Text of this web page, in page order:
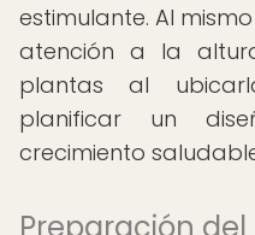
estimulante. Al
atención a la
plantas al
planificar un
crecimiento